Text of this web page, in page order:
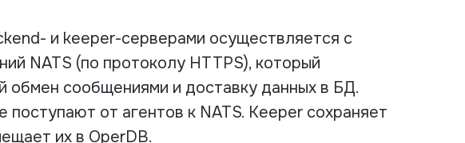
и keeper-серверами осуществляется с
NATS (по протоколу HTTPS), который
обмен сообщениями и доставку данных в БД.
поступают от агентов к NATS. Keeper сохраняет
их в OperDB.